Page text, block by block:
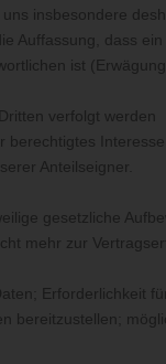
insbesondere
Auffassung, dass ein
ist
verfolgt werden
Anteilseigner.
gesetzliche
mehr zur
Erforderlichkeit
bereitzustellen;